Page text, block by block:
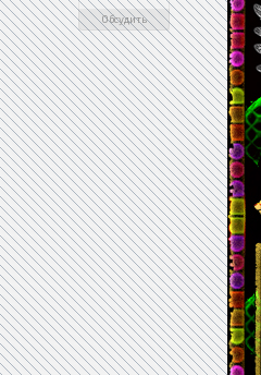
Обсудить